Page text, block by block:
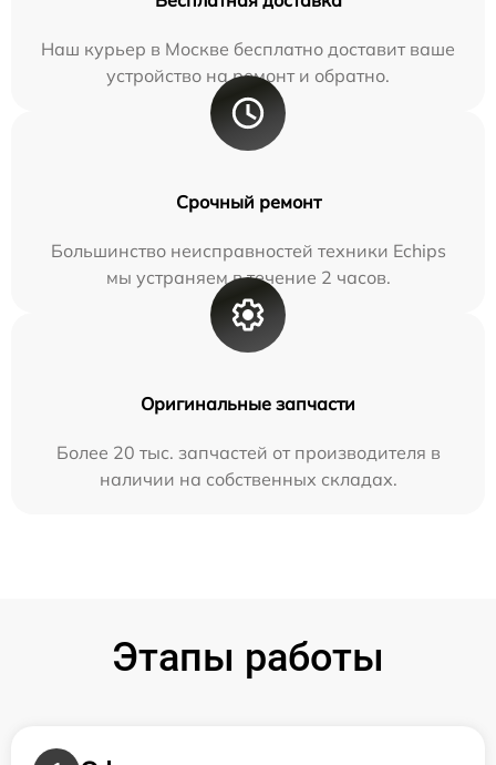
Наш курьер в Москве бесплатно доставит ваше
устройство на ремонт и обратно.
Срочный ремонт
Большинство неисправностей техники Echips
мы устраняем в течение 2 часов.
Оригинальные запчасти
Более 20 тыс. запчастей от производителя в
наличии на собственных складах.
Этапы работы